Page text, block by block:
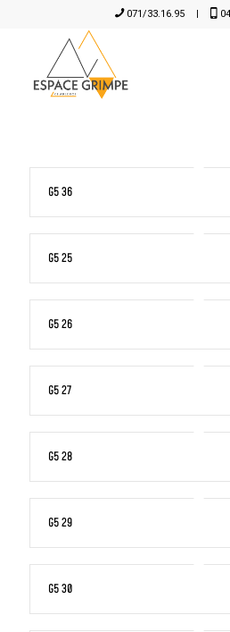
071/33.16.95 |
G5 36
G5 25
G5 26
G5 27
G5 28
G5 29
G5 30